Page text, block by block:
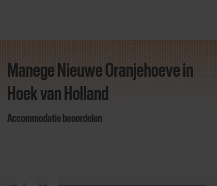
Direct door naar content
Manege Nieuwe Oranjehoeve in
Hoek van Holland
Accommodatie beoordelen